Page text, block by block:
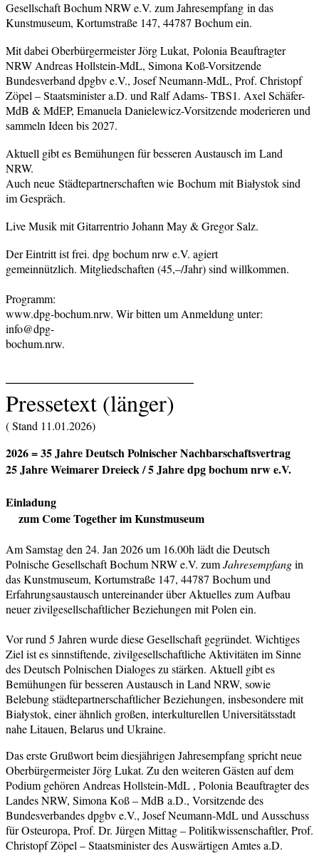
Gesellschaft Bochum NRW e.V. zum Jahresempfang in das
Kunstmuseum, Kortumstraße 147, 44787 Bochum ein.
Mit dabei Oberbürgermeister Jörg Lukat, Polonia Beauftragter
NRW Andreas Hollstein-MdL, Simona Koß-Vorsitzende
Bundesverband dpgbv e.V., Josef Neumann-MdL, Prof. Christopf
Zöpel – Staatsminister a.D. und Ralf Adams- TBS1. Axel Schäfer-
MdB & MdEP, Emanuela Danielewicz-Vorsitzende moderieren und
sammeln Ideen bis 2027.
Aktuell gibt es Bemühungen für besseren Austausch im Land
NRW.
Auch neue Städtepartnerschaften wie Bochum mit Białystok sind
im Gespräch.
Live Musik mit Gitarrentrio Johann May & Gregor Salz.
Der Eintritt ist frei. dpg bochum nrw e.V. agiert
gemeinnützlich. Mitgliedschaften (45,–/Jahr) sind willkommen.
Programm:
www.dpg-bochum.nrw. Wir bitten um Anmeldung unter:
info@dpg-
bochum.nrw.
Pressetext (länger)
( Stand 11.01.2026)
2026 = 35 Jahre Deutsch Polnischer Nachbarschaftsvertrag
25 Jahre Weimarer Dreieck /5 Jahre dpg bochum nrw e.V.
Einladung
zum Come Together im Kunstmuseum
Am Samstag den 24. Jan 2026 um 16.00h lädt die Deutsch
Polnische Gesellschaft Bochum NRW e.V. zumJahresempfangin
das Kunstmuseum, Kortumstraße 147, 44787 Bochum und
Erfahrungsaustausch untereinander über Aktuelles zum Aufbau
neuer zivilgesellschaftlicher Beziehungen mit Polen ein.
Vor rund 5 Jahren wurde diese Gesellschaft gegründet. Wichtiges
Ziel ist es sinnstiftende, zivilgesellschaftliche Aktivitäten im Sinne
des Deutsch Polnischen Dialoges zu stärken. Aktuell gibt es
Bemühungen für besseren Austausch in Land NRW, sowie
Belebung städtepartnerschaftlicher Beziehungen, insbesondere mit
Białystok, einer ähnlich großen, interkulturellen Universitätsstadt
nahe Litauen, Belarus und Ukraine.
Das erste Grußwort beim diesjährigen Jahresempfang spricht neue
Oberbürgermeister Jörg Lukat. Zu den weiteren Gästen auf dem
Podium gehören Andreas Hollstein-MdL , Polonia Beauftragter des
Landes NRW, Simona Koß – MdB a.D., Vorsitzende des
Bundesverbandes dpgbv e.V., Josef Neumann-MdL und Ausschuss
für Osteuropa, Prof. Dr. Jürgen Mittag – Politikwissenschaftler, Prof.
Christopf Zöpel – Staatsminister des Auswärtigen Amtes a.D.